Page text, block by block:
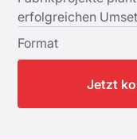
erfolgreichen
Format
Jetzt